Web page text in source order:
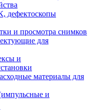
дефектоскопы
и просмотра снимков
для
и
материалы для
и